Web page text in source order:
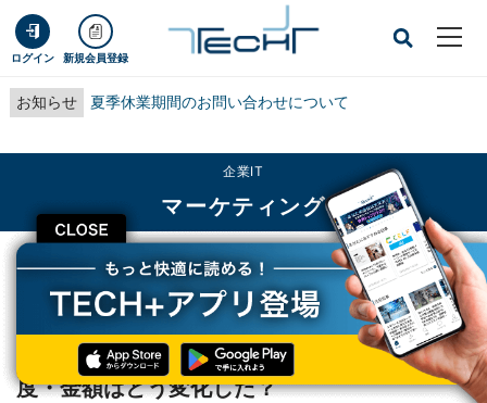
ログイン 新規会員登録
お知らせ 夏季休業期間のお問い合わせについて
CLOSE
企業IT
マーケティング
TECH+ 企業IT
マーケティング
円安下での越境EC、海外ユーザーの利用頻度・金額はどう変化した？
円安下での越境EC、海外ユーザーの利用頻
度・金額はどう変化した？